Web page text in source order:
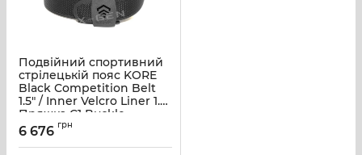
Подвійний спортивний
стрілецькій пояс KORE
Black Competition Belt
1.5" / Inner Velcro Liner 1.5"
Пряжка C1 Buckle
(KR5SB48A-BK)
6 676 грн